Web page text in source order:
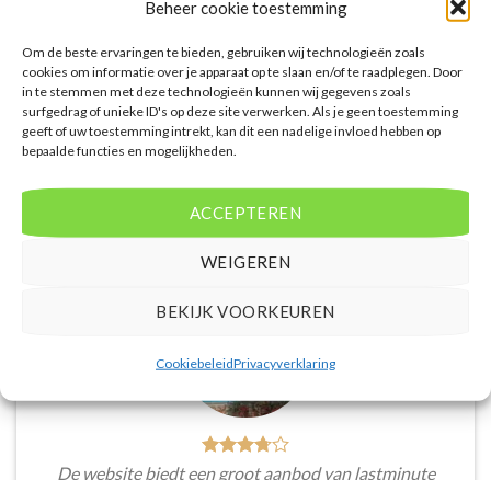
Beheer cookie toestemming
Om de beste ervaringen te bieden, gebruiken wij technologieën zoals
cookies om informatie over je apparaat op te slaan en/of te raadplegen. Door
in te stemmen met deze technologieën kunnen wij gegevens zoals
surfgedrag of unieke ID's op deze site verwerken. Als je geen toestemming
geeft of uw toestemming intrekt, kan dit een nadelige invloed hebben op
bepaalde functies en mogelijkheden.
ACCEPTEREN
WEIGEREN
BEKIJK VOORKEUREN
CookiebeleidPrivacyverklaring
per persoon.
PRIJZEN EN BOEKEN PRIJZEN EN BOEKEN
De website biedt een groot aanbod van lastminute